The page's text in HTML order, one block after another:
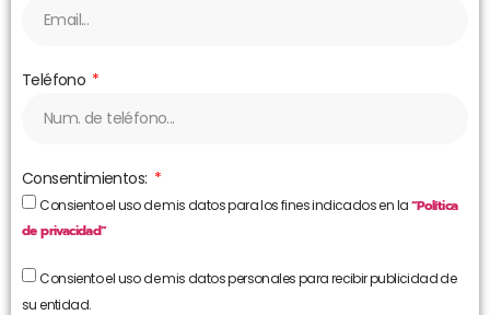
Teléfono
Consentimientos:
Consiento el uso de mis datos para los fines indicados en la“Política
de privacidad”
Consiento el uso de mis datos personales para recibir publicidad de
su entidad.